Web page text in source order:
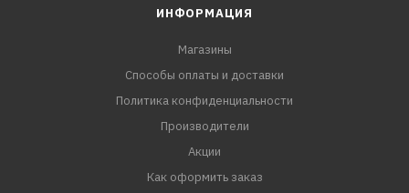
ИНФОРМАЦИЯ
Магазины
Способы оплаты и доставки
Политика конфиденциальности
Производители
Акции
Как оформить заказ